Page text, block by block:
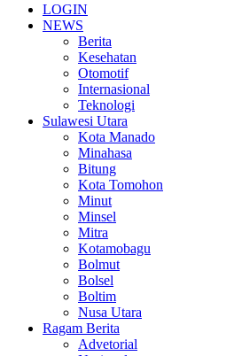
LOGIN
NEWS
Berita
Kesehatan
Otomotif
Internasional
Teknologi
Sulawesi Utara
Kota Manado
Minahasa
Bitung
Kota Tomohon
Minut
Minsel
Mitra
Kotamobagu
Bolmut
Bolsel
Boltim
Nusa Utara
Ragam Berita
Advetorial